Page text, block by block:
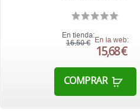
En tienda:
16,50 € En la web:
15,68 €
COMPRAR